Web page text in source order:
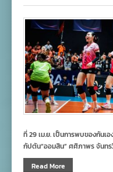
ที่ 29 เม.ย. เป็นการพบของกันเ
กัปตัน“ออมสิน” ศศิภาพร จันท
Read More